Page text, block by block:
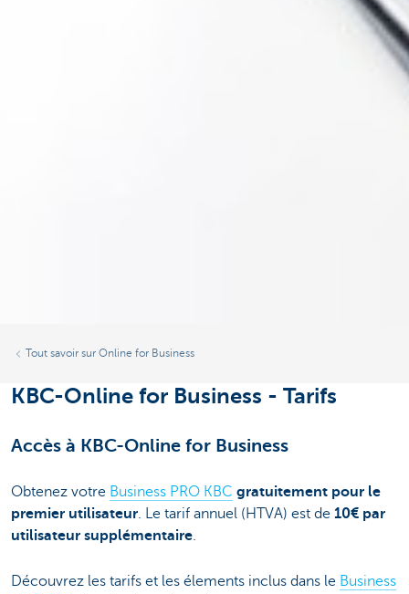
Tout savoir sur Online for Business
KBC-Online for Business - Tarifs
Accès à KBC-Online for Business
Obtenez votre Business PRO KBC gratuitement pour le
premier utilisateur. Le tarif annuel (HTVA) est de 10€ par
utilisateur supplémentaire.
Découvrez les tarifs et les élements inclus dans le Business